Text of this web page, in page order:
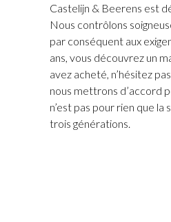
Castelijn & Beerens est
Nous contrôlons
par conséquent aux
ans, vous découvrez un
avez acheté, n’hésitez
nous mettrons d’accord
n’est pas pour rien que
trois générations.